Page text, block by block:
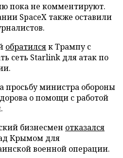
пока не комментируют.
SpaceX также оставили
обратилсяк Трампу с
сеть Starlink для атак по
просьбу министра обороны
о помощи с работой
бизнесмен отказался
Крымом для
военной операции.